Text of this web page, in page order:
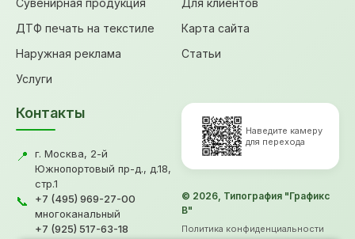
Сувенирная продукция
ДТФ печать на текстиле
Наружная реклама
Услуги
Для клиентов
Карта сайта
Статьи
Контакты
📍
г. Москва, 2-й
Южнопортовый пр-д., д.18,
стр.1
📞
+7 (495) 969-27-00
многоканальный
+7 (925) 517-63-18
Наведите камеру
для перехода
© 2026, Типография "Графикс
В"
Политика конфиденциальности